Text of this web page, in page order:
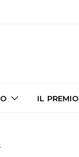
IL PREMIO